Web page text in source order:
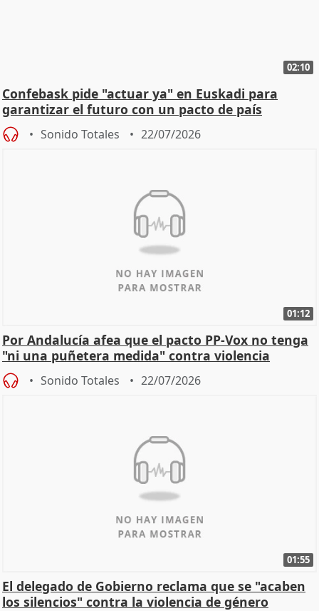
02:10
Confebask pide "actuar ya" en Euskadi para
garantizar el futuro con un pacto de país
Sonido Totales 22/07/2026
01:12
Por Andalucía afea que el pacto PP-Vox no tenga
"ni una puñetera medida" contra violencia
machista
Sonido Totales 22/07/2026
01:55
El delegado de Gobierno reclama que se "acaben
los silencios" contra la violencia de género